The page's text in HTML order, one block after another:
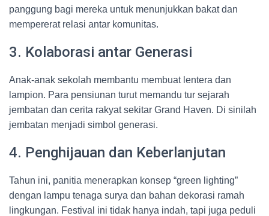
panggung bagi mereka untuk menunjukkan bakat dan
mempererat relasi antar komunitas.
3. Kolaborasi antar Generasi
Anak-anak sekolah membantu membuat lentera dan
lampion. Para pensiunan turut memandu tur sejarah
jembatan dan cerita rakyat sekitar Grand Haven. Di sinilah
jembatan menjadi simbol generasi.
4. Penghijauan dan Keberlanjutan
Tahun ini, panitia menerapkan konsep “green lighting”
dengan lampu tenaga surya dan bahan dekorasi ramah
lingkungan. Festival ini tidak hanya indah, tapi juga peduli